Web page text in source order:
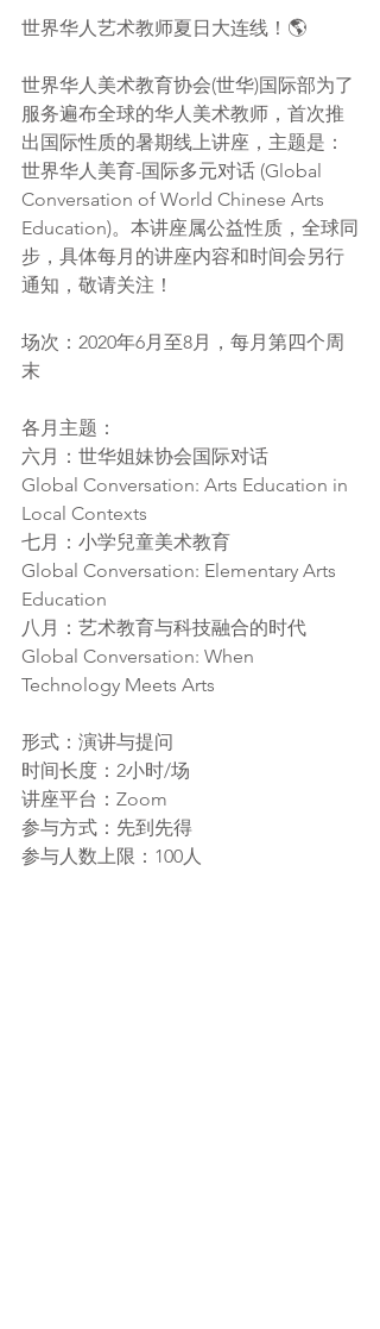
世界华人艺术教师夏日大连线！ 🌎
世界华人美术教育协会(世华)国际部为了
服务遍布全球的华人美术教师，首次推
出国际性质的暑期线上讲座，主题是：
世界华人美育-国际多元对话 (Global
Conversation of World Chinese Arts
Education)。本讲座属公益性质，全球同
步，具体每月的讲座内容和时间会另行
通知，敬请关注！
场次：2020年6月至8月，每月第四个周
末
各月主题：
六月：世华姐妹协会国际对话
Global Conversation: Arts Education in
Local Contexts
七月：小学兒童美术教育
Global Conversation: Elementary Arts
Education
八月：艺术教育与科技融合的时代
Global Conversation: When
Technology Meets Arts
形式：演讲与提问
时间长度：2小时/场
讲座平台：Zoom
参与方式：先到先得
参与人数上限：100人